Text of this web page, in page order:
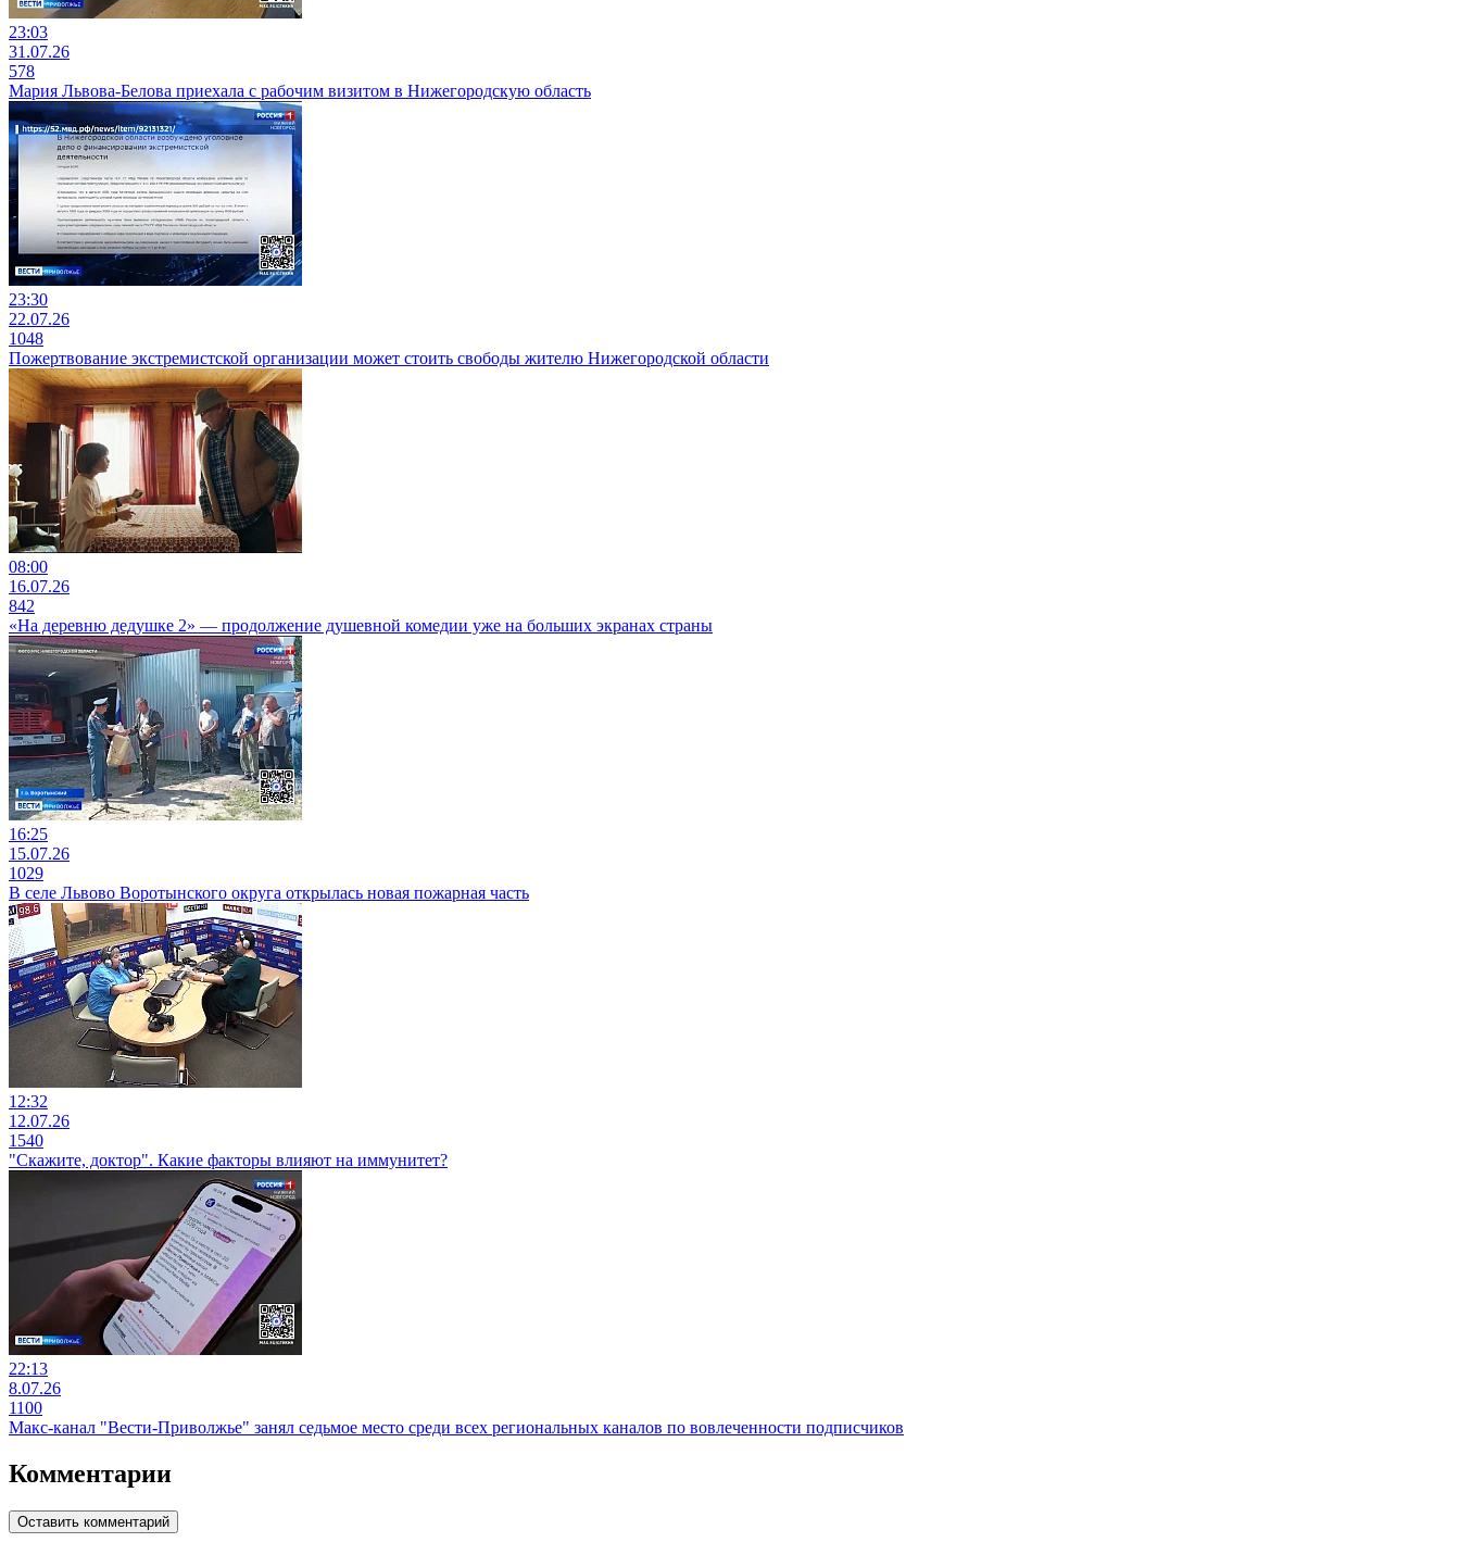
23:03
31.07.26
578
Мария Львова-Белова приехала с рабочим визитом в Нижегородскую область
23:30
22.07.26
1048
Пожертвование экстремистской организации может стоить свободы жителю Нижегородской области
08:00
16.07.26
842
«На деревню дедушке 2» — продолжение душевной комедии уже на больших экранах страны
16:25
15.07.26
1029
В селе Львово Воротынского округа открылась новая пожарная часть
12:32
12.07.26
1540
"Скажите, доктор". Какие факторы влияют на иммунитет?
22:13
8.07.26
1100
Макс-канал "Вести-Приволжье" занял седьмое место среди всех региональных каналов по вовлеченности подписчиков
Комментарии
Оставить комментарий